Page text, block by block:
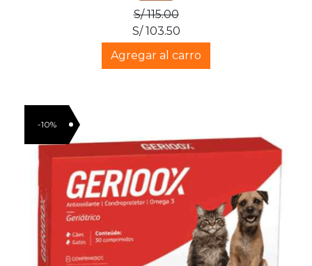
S/ 115.00
S/ 103.50
Agregar al carro
-10%